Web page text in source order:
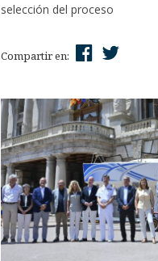
selección del proceso
Compartir en: